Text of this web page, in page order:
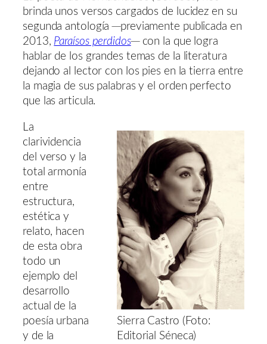
brinda unos versos cargados de lucidez en su
segunda antología ─previamente publicada en
2013, Paraísos perdidos─ con la que logra
hablar de los grandes temas de la literatura
dejando al lector con los pies en la tierra entre
la magia de sus palabras y el orden perfecto
que las articula.
Sierra Castro (Foto:
Editorial Séneca)
La
clarividencia
del verso y la
total armonía
entre
estructura,
estética y
relato, hacen
de esta obra
todo un
ejemplo del
desarrollo
actual de la
poesía urbana
y de la